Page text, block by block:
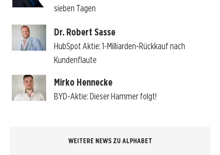
sieben Tagen
Dr. Robert Sasse
HubSpot Aktie: 1-Milliarden-Rückkauf nach
Kundenflaute
Mirko Hennecke
BYD-Aktie: Dieser Hammer folgt!
WEITERE NEWS ZU ALPHABET